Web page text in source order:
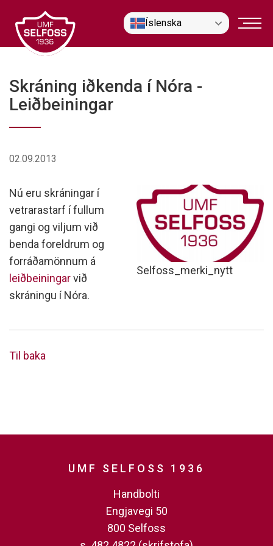
efni
Íslenska
Skráning iðkenda í Nóra -
Leiðbeiningar
02.09.2013
Selfoss_merki_nytt
Nú eru skráningar í
vetrarastarf í fullum
gangi og viljum við
benda foreldrum og
forráðamönnum á
leiðbeiningarvið
skráningu í Nóra.
Til baka
UMF SELFOSS 1936
Handbolti
Engjavegi 50
800 Selfoss